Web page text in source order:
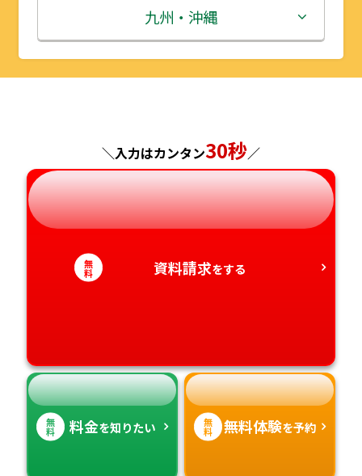
秋田県
山形県
埼玉県
千葉県
神奈川県
石川県
福井県
長野県
岐阜県
滋賀県
京都府
兵庫県
奈良県
鳥取県
島根県
広島県
山口県
高知県
九州・沖縄
福岡県
長崎県
熊本県
沖縄県
＼入力はカンタン30秒／
無
料 資料請求をする
無
料 料金を知りたい 無
料 無料体験を予約